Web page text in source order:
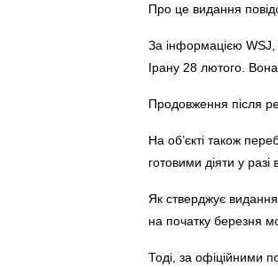
Про це видання
За інформацією WSJ,
Ірану 28 лютого.
Продовження після
На об’єкті також
готовими діяти у разі
Як стверджує
на початку березня
Тоді, за офіційними